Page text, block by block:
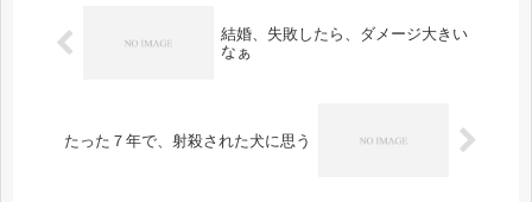
結婚、失敗したら、ダメージ大きい
なぁ
たった７年で、射殺された犬に思う